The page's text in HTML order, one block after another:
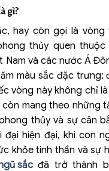
gì?
hay còn gọi là vòng
thủy quen
Nam và các nước Á
màu sắc đặc trưng:
vòng này không chỉ
mang theo những
thủy và sự cân
đại hiện đại, khi con
khỏe tinh thần và sự
sắcđã trở thành